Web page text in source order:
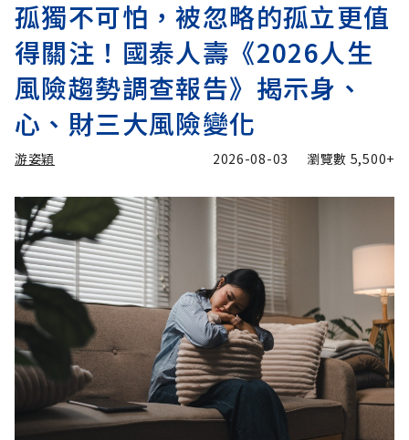
孤獨不可怕，被忽略的孤立更值
得關注！國泰人壽《2026人生
風險趨勢調查報告》揭示身、
心、財三大風險變化
游姿穎 2026-08-03 瀏覽數 5,500+